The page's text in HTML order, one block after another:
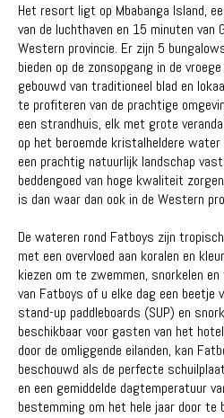
Het resort ligt op Mbabanga Island,
van de luchthaven en 15 minuten van
Western provincie. Er zijn 5
bieden op de zonsopgang in de
gebouwd van traditioneel blad en
te profiteren van de prachtige
een strandhuis, elk met grote
op het beroemde kristalheldere water
een prachtig natuurlijk landschap
beddengoed van hoge kwaliteit
is dan waar dan ook in de Western
De wateren rond Fatboys zijn
met een overvloed aan koralen en
kiezen om te zwemmen, snorkelen
van Fatboys of u elke dag een beetje
stand-up paddleboards (SUP) en
beschikbaar voor gasten van het
door de omliggende eilanden, kan
beschouwd als de perfecte
en een gemiddelde dagtemperatuur
bestemming om het hele jaar door te